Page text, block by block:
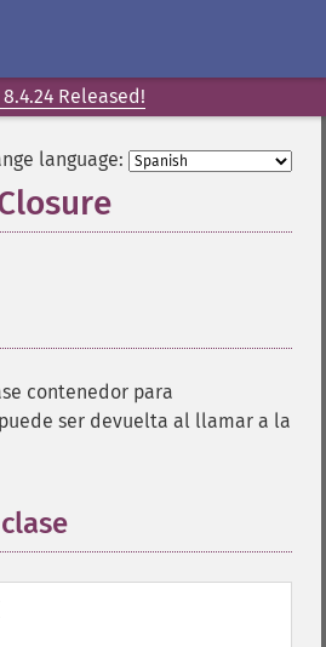
8.4.24 Released!
language:
contenedor para
puede ser devuelta al llamar a la